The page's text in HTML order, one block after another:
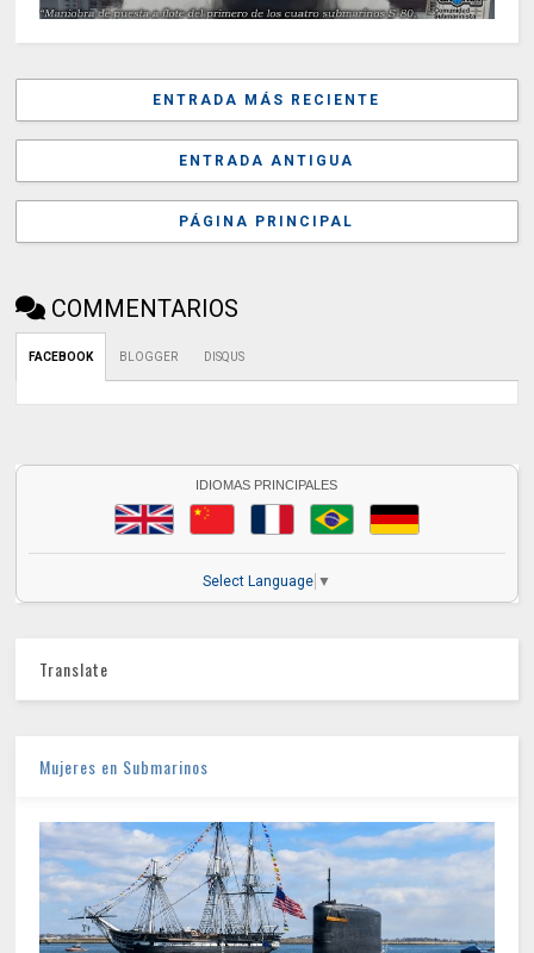
ENTRADA MÁS RECIENTE
ENTRADA ANTIGUA
PÁGINA PRINCIPAL
COMMENTARIOS
FACEBOOK BLOGGER DISQUS
IDIOMAS PRINCIPALES
Select Language ▼
Translate
Mujeres en Submarinos